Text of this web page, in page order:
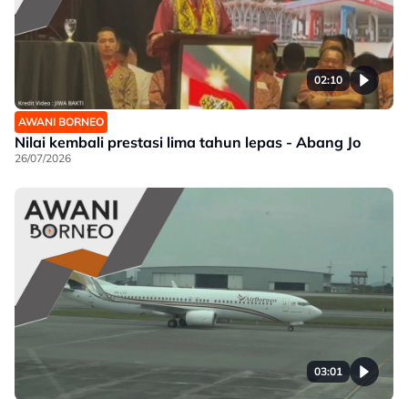
02:10
AWANI BORNEO
Nilai kembali prestasi lima tahun lepas - Abang Jo
26/07/2026
03:01